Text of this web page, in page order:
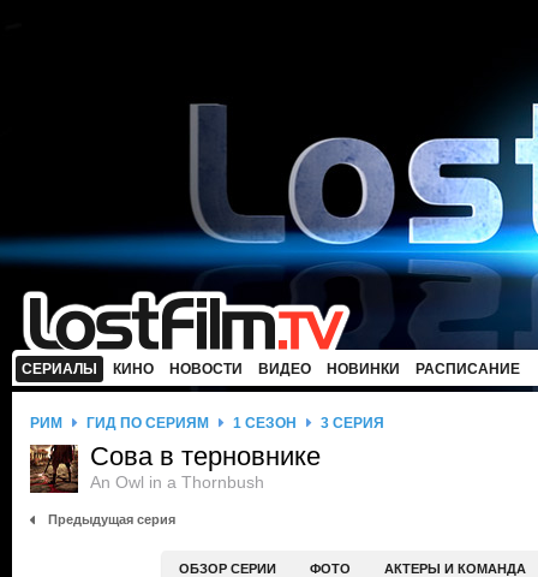
СЕРИАЛЫ КИНО НОВОСТИ ВИДЕО НОВИНКИ РАСПИСАНИЕ
РИМ ГИД ПО СЕРИЯМ 1 СЕЗОН 3 СЕРИЯ
Сова в терновнике
An Owl in a Thornbush
Предыдущая серия
ОБЗОР СЕРИИ ФОТО АКТЕРЫ И КОМАНДА